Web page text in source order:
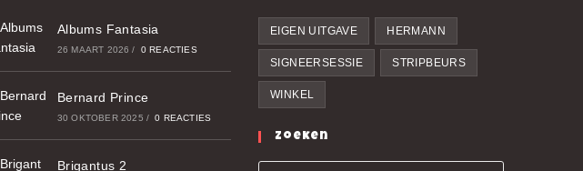
Albums Fantasia
26 MAART 2026 / 0 REACTIES
Bernard Prince
30 OKTOBER 2025 / 0 REACTIES
Brigantus 2
EIGEN UITGAVE HERMANN
SIGNEERSESSIE STRIPBEURS
WINKEL
Zoeken